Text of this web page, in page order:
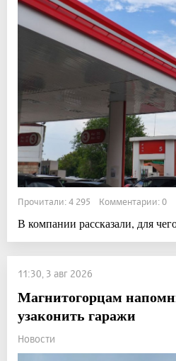
Прочитали: 4 295 Комментарии: 0
В компании рассказали, для
11:30, 3 авг 2026
Магнитогорцам
узаконить гаражи
Новости